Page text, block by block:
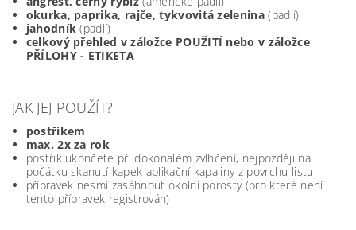
okurka, paprika, rajče, tykvovitá zelenina (padlí)
jahodník (padlí)
celkový přehled v záložce POUŽITÍ nebo v záložce
PŘÍLOHY - ETIKETA
JAK JEJ POUŽÍT?
postřikem
max. 2x za rok
postřik ukončete při dokonalém zvlhčení, nejpozději na
počátku skanutí kapek aplikační kapaliny z povrchu listu
přípravek nesmí zasáhnout okolní porosty (pro které není
tento přípravek registrován)